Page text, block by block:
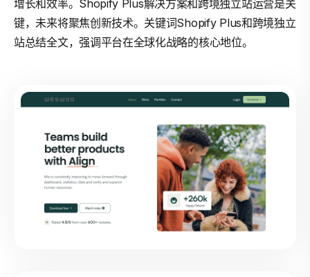
增长和效率。Shopify Plus解决方案和跨境独立站运营是关
键，未来将聚焦创新技术。关键词Shopify Plus和跨境独立
站总结全文，强调平台在全球化战略的核心地位。